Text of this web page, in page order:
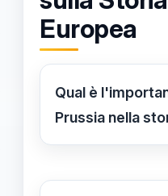
Europea
Qual è
Prussia nella
Il Regno di